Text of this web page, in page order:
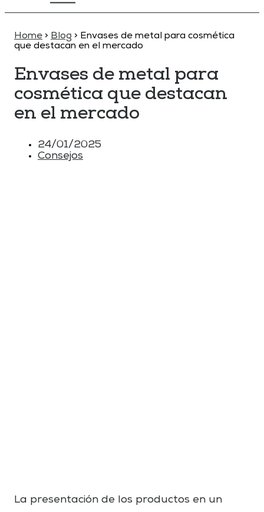
Home > Blog > Envases de metal para cosmética
que destacan en el mercado
Envases de metal para
cosmética que destacan
en el mercado
24/01/2025
Consejos
La presentación de los productos en un